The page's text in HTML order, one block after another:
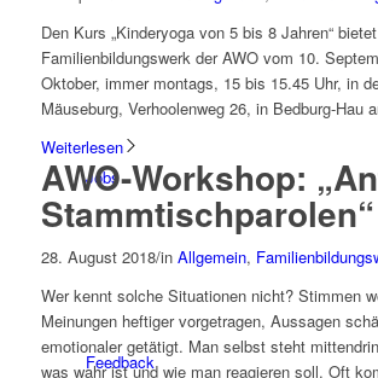
Jobs
Feedback
Den Kurs „Kinderyoga von 5 bis 8 Jahren“
Familienbildungswerk der AWO vom 10.
Oktober, immer montags, 15 bis 15.45 Uhr, in
Mäuseburg, Verhoolenweg 26, in Bedburg-Hau
Weiterlesen
AWO-Workshop:
Stammtischparolen“
28. August 2018/in Allgemein,
Wer kennt solche Situationen nicht? Stimmen
Meinungen heftiger vorgetragen, Aussagen
emotionaler getätigt. Man selbst steht
was wahr ist und wie man reagieren soll. Oft